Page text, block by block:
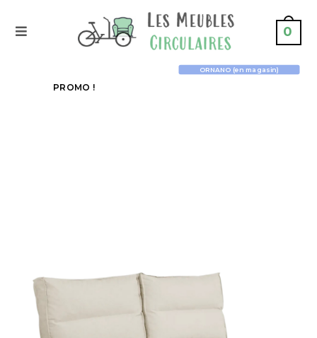
0
PROMO !
ORNANO (en magasin)